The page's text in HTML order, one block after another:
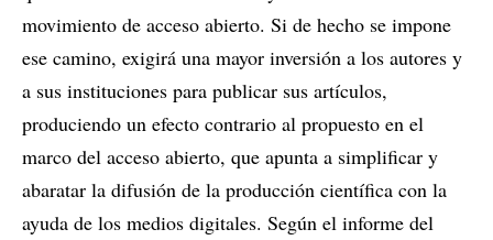
movimiento de acceso abierto. Si de hecho se impone
ese camino, exigirá una mayor inversión a los autores y
a sus instituciones para publicar sus artículos,
produciendo un efecto contrario al propuesto en el
marco del acceso abierto, que apunta a simplificar y
abaratar la difusión de la producción científica con la
ayuda de los medios digitales. Según el informe del